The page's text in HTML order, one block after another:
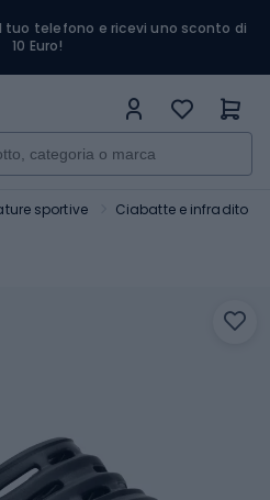
tuo telefono e ricevi uno sconto di
10 Euro!
sportive Ciabatte e infradito